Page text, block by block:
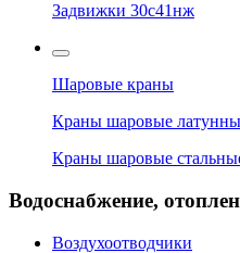
Задвижки 30с41нж
Шаровые краны
Краны шаровые
Краны шаровые
Водоснабжение,
Воздухоотводчики